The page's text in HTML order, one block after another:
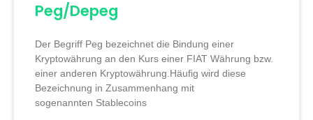
Peg/Depeg
Der Begriff Peg bezeichnet die Bindung einer
Kryptowährung an den Kurs einer FIAT Währung bzw.
einer anderen Kryptowährung.Häufig wird diese
Bezeichnung in Zusammenhang mit
sogenannten Stablecoins